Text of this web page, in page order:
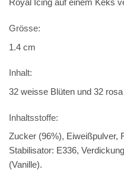
Royal Icing auf einem Keks
Grösse:
1.4 cm
Inhalt:
32 weisse Blüten und 32
Inhaltsstoffe:
Zucker (96%), Eiweißpulver,
Stabilisator: E336,
(Vanille).